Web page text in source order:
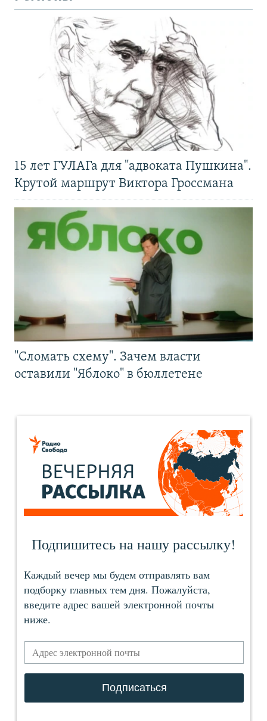
15 лет ГУЛАГа для "адвоката Пушкина".
Крутой маршрут Виктора Гроссмана
"Сломать схему". Зачем власти
оставили "Яблоко" в бюллетене